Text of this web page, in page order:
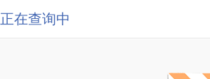
正在查询中